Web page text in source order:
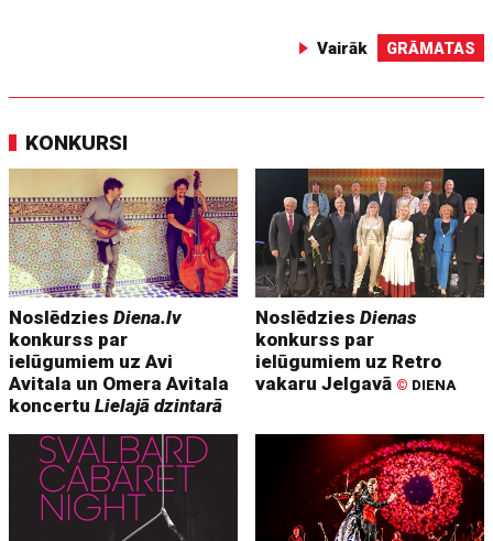
Vairāk GRĀMATAS
KONKURSI
NoslēdziesDiena.lv
konkurss par
ielūgumiem uz Avi
Avitala un Omera Avitala
koncertuLielajā dzintarā
NoslēdziesDienas
konkurss par
ielūgumiem uz Retro
vakaru Jelgavā © DIENA